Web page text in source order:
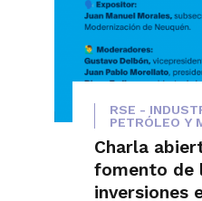
RSE -
PETRÓLEO Y
Charla
fomento de
inversiones